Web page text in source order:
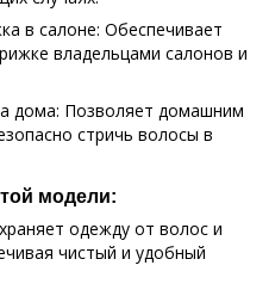
в салоне: Обеспечивает
владельцами салонов и
дома: Позволяет домашним
стричь волосы в
модели:
одежду от волос и
чистый и удобный